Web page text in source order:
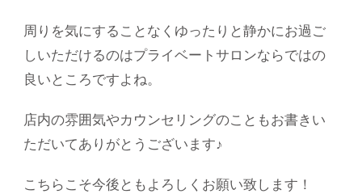
周りを気にすることなくゆったりと静かにお過ご
しいただけるのはプライベートサロンならではの
良いところですよね。
店内の雰囲気やカウンセリングのこともお書きい
ただいてありがとうございます♪
こちらこそ今後ともよろしくお願い致します！